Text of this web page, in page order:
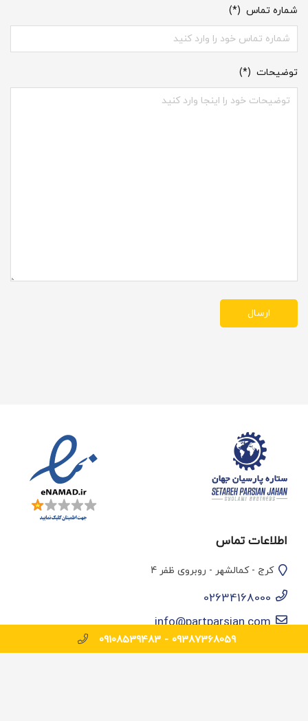
09387368059 -
09108539483
شماره تماس (*)
توضیحات (*)
اطلاعات تماس
کرج - کمالشهر - روبروی ظفر 4
02634168000
info@partparsian.com